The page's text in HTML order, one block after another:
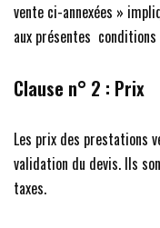
vente ci-annexées »
aux présentes
Clause n° 2 : Prix
Les prix des prestations
validation du devis. Ils
taxes.